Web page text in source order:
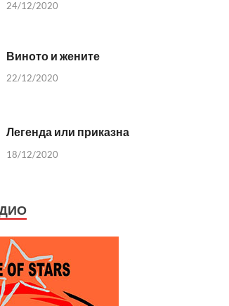
24/12/2020
Виното и жените
22/12/2020
Легенда или приказна
18/12/2020